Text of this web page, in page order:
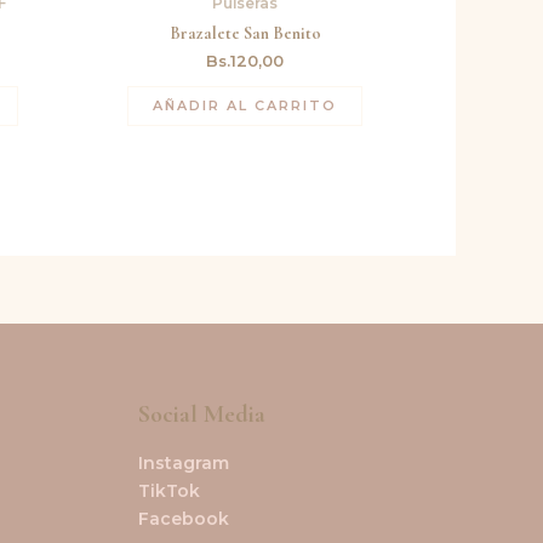
Brazalete San Benito
Bs.120,00
AÑADIR AL CARRITO
Social Media
Instagram
TikTok
Facebook